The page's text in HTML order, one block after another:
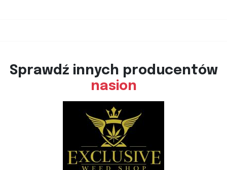
Sprawdź innych producentów
nasion